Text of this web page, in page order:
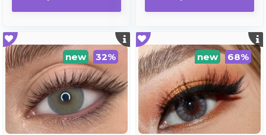
new 32% new 68%